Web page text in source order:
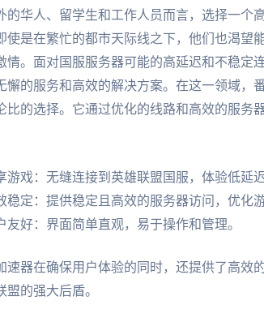
的华人、留学生和工作人员而言，选择一个
使是在繁忙的都市天际线之下，他们也渴望
情。面对国服服务器可能的高延迟和不稳定
懈的服务和高效的解决方案。在这一领域，
比的选择。它通过优化的线路和高效的服务
游戏：无缝连接到英雄联盟国服，体验低延
稳定：提供稳定且高效的服务器访问，优化游
友好：界面简单直观，易于操作和管理。
速器在确保用户体验的同时，还提供了高效
盟的强大后盾。